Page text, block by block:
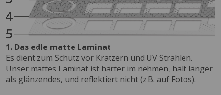
1. Das edle matte Laminat
Es dient zum Schutz vor Kratzern und UV Strahlen.
Unser mattes Laminat ist härter im nehmen, hält länger
als glänzendes, und reflektiert nicht (z.B. auf Fotos).